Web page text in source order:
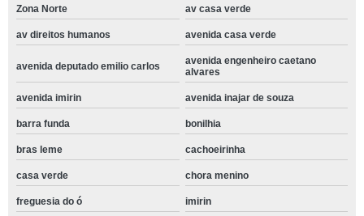
Zona Norte av casa verde
av direitos humanos avenida casa verde
avenida deputado emilio carlos
avenida engenheiro caetano
alvares
avenida imirin avenida inajar de souza
barra funda bonilhia
bras leme cachoeirinha
casa verde chora menino
freguesia do ó imirin